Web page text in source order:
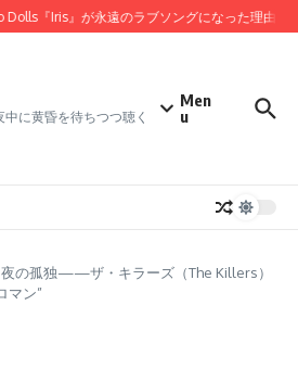
『Iris』が永遠のラブソングになった理由
に黄昏を待ちつつ聴く
Men
u
の孤独——ザ・キラーズ（The Killers）
マン”